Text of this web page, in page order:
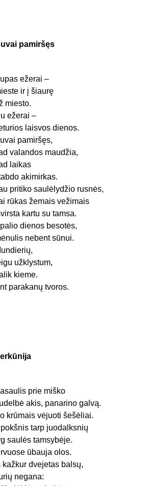
pamiršęs
ežerai –
ir į šiaurę
miesto.
ežerai –
laisvos dienos.
pamiršęs,
valandos maudžia,
laikas
akimirkas.
pritiko saulėlydžio rusnės,
rūkas žemais vežimais
kartu su tamsa.
dienos besotės,
nebent sūnui.
užklystum,
kieme.
parakanų tvoros.
prie miško
akis, panarino galvą.
krūmais vėjuoti šešėliai.
tarp juodalksnių
saulės tamsybėje.
ūbauja olos.
kažkur dvejetas balsų,
negana: